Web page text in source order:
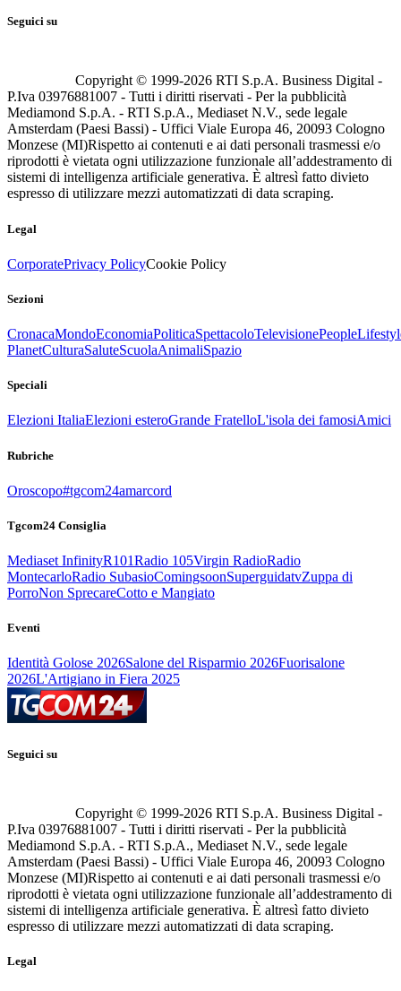
Seguici su
Copyright © 1999-2026 RTI S.p.A. Business Digital -
P.Iva 03976881007 - Tutti i diritti riservati - Per la pubblicità
Mediamond S.p.A. - RTI S.p.A., Mediaset N.V., sede legale
Amsterdam (Paesi Bassi) - Uffici Viale Europa 46, 20093 Cologno
Monzese (MI)Rispetto ai contenuti e ai dati personali trasmessi e/o
riprodotti è vietata ogni utilizzazione funzionale all’addestramento di
sistemi di intelligenza artificiale generativa. È altresì fatto divieto
espresso di utilizzare mezzi automatizzati di data scraping.
Legal
CorporatePrivacy PolicyCookie Policy
Sezioni
CronacaMondoEconomiaPoliticaSpettacoloTelevisionePeople
PlanetCulturaSaluteScuolaAnimaliSpazio
Speciali
Elezioni ItaliaElezioni esteroGrande FratelloL'isola dei famosiAmici
Rubriche
Oroscopo#tgcom24amarcord
Tgcom24 Consiglia
Mediaset InfinityR101Radio 105Virgin RadioRadio
MontecarloRadio SubasioComingsoonSuperguidatvZuppa di
PorroNon SprecareCotto e Mangiato
Eventi
Identità Golose 2026Salone del Risparmio 2026Fuorisalone
2026L'Artigiano in Fiera 2025
Seguici su
Copyright © 1999-2026 RTI S.p.A. Business Digital -
P.Iva 03976881007 - Tutti i diritti riservati - Per la pubblicità
Mediamond S.p.A. - RTI S.p.A., Mediaset N.V., sede legale
Amsterdam (Paesi Bassi) - Uffici Viale Europa 46, 20093 Cologno
Monzese (MI)Rispetto ai contenuti e ai dati personali trasmessi e/o
riprodotti è vietata ogni utilizzazione funzionale all’addestramento di
sistemi di intelligenza artificiale generativa. È altresì fatto divieto
espresso di utilizzare mezzi automatizzati di data scraping.
Legal